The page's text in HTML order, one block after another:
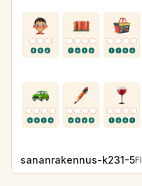
sananrakennus-k231-5FI